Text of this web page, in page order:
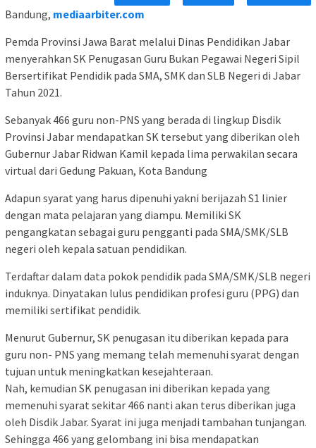
Bandung, mediaarbiter.com
Pemda Provinsi Jawa Barat melalui Dinas Pendidikan Jabar
menyerahkan SK Penugasan Guru Bukan Pegawai Negeri Sipil
Bersertifikat Pendidik pada SMA, SMK dan SLB Negeri di Jabar
Tahun 2021.
Sebanyak 466 guru non-PNS yang berada di lingkup Disdik
Provinsi Jabar mendapatkan SK tersebut yang diberikan oleh
Gubernur Jabar Ridwan Kamil kepada lima perwakilan secara
virtual dari Gedung Pakuan, Kota Bandung
Adapun syarat yang harus dipenuhi yakni berijazah S1 linier
dengan mata pelajaran yang diampu. Memiliki SK
pengangkatan sebagai guru pengganti pada SMA/SMK/SLB
negeri oleh kepala satuan pendidikan.
Terdaftar dalam data pokok pendidik pada SMA/SMK/SLB negeri
induknya. Dinyatakan lulus pendidikan profesi guru (PPG) dan
memiliki sertifikat pendidik.
Menurut Gubernur, SK penugasan itu diberikan kepada para
guru non- PNS yang memang telah memenuhi syarat dengan
tujuan untuk meningkatkan kesejahteraan.
Nah, kemudian SK penugasan ini diberikan kepada yang
memenuhi syarat sekitar 466 nanti akan terus diberikan juga
oleh Disdik Jabar. Syarat ini juga menjadi tambahan tunjangan.
Sehingga 466 yang gelombang ini bisa mendapatkan